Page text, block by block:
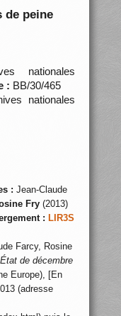
de peine
nationales
: BB/30/465
nationales
: Jean-Claude
Fry(2013)
: LIR3S
Farcy, Rosine
de décembre
Europe), [En
(adresse